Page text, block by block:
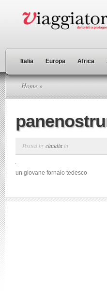
Italia Europa Africa
Home »
Posted byclaudia in
un giovane fornaio tedesco